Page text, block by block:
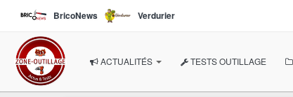
BricoNews Verdurier
ACTUALITÉS TESTS OUTILLAGE